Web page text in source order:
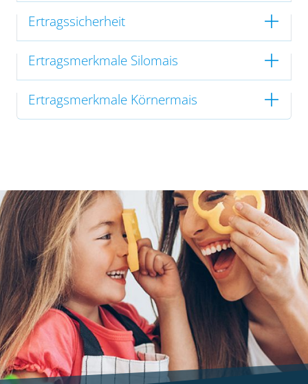
Ertragssicherheit
Ertragsmerkmale Silomais
Ertragsmerkmale Körnermais